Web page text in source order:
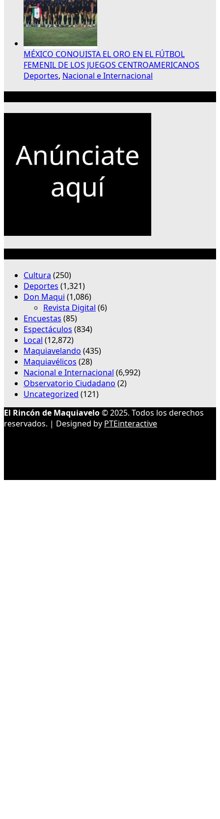
MÉXICO CONQUISTA EL ORO EN EL FÚTBOL
FEMENIL DE LOS JUEGOS CENTROAMERICANOS
Deportes, Nacional e Internacional
Cultura (250)
Deportes (1,321)
Don Maqui (1,086)
Revista Digital (6)
Encuestas (85)
Espectáculos (834)
Local (12,872)
Maquiavelando (435)
Maquiavélicos (28)
Nacional e Internacional (6,992)
Observatorio Ciudadano (2)
Uncategorized (121)
El Rincón de Maquiavelo© 2025. Todos los derechos
reservados. | Designed by PTEinteractive